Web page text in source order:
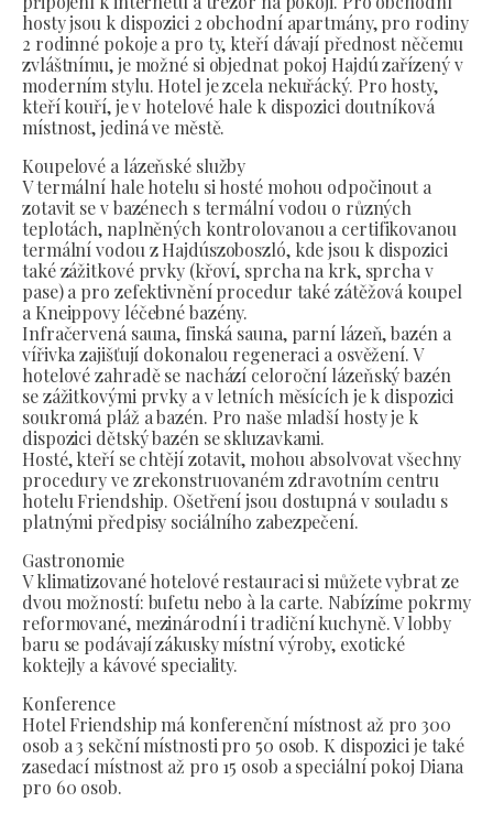
hosty jsou k dispozici 2 obchodní apartmány, pro rodiny
2 rodinné pokoje a pro ty, kteří dávají přednost něčemu
zvláštnímu, je možné si objednat pokoj Hajdú zařízený v
moderním stylu. Hotel je zcela nekuřácký. Pro hosty,
kteří kouří, je v hotelové hale k dispozici doutníková
místnost, jediná ve městě.
Koupelové a lázeňské služby
V termální hale hotelu si hosté mohou odpočinout a
zotavit se v bazénech s termální vodou o různých
teplotách, naplněných kontrolovanou a certifikovanou
termální vodou z Hajdúszoboszló, kde jsou k dispozici
také zážitkové prvky (křoví, sprcha na krk, sprcha v
pase) a pro zefektivnění procedur také zátěžová koupel
a Kneippovy léčebné bazény.
Infračervená sauna, finská sauna, parní lázeň, bazén a
vířivka zajišťují dokonalou regeneraci a osvěžení. V
hotelové zahradě se nachází celoroční lázeňský bazén
se zážitkovými prvky a v letních měsících je k dispozici
soukromá pláž a bazén. Pro naše mladší hosty je k
dispozici dětský bazén se skluzavkami.
Hosté, kteří se chtějí zotavit, mohou absolvovat všechny
procedury ve zrekonstruovaném zdravotním centru
hotelu Friendship. Ošetření jsou dostupná v souladu s
platnými předpisy sociálního zabezpečení.
Gastronomie
V klimatizované hotelové restauraci si můžete vybrat ze
dvou možností: bufetu nebo à la carte. Nabízíme pokrmy
reformované, mezinárodní i tradiční kuchyně. V lobby
baru se podávají zákusky místní výroby, exotické
koktejly a kávové speciality.
Konference
Hotel Friendship má konferenční místnost až pro 300
osob a 3 sekční místnosti pro 50 osob. K dispozici je také
zasedací místnost až pro 15 osob a speciální pokoj Diana
pro 60 osob.